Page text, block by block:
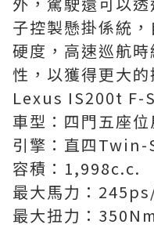
子控製懸掛係統
硬度，高速巡航
性，以獲得更大的
Lexus IS200t F-
車型：四門五座位
引擎：直四
容積：1,998c.c.
最大馬力：
最大扭力：